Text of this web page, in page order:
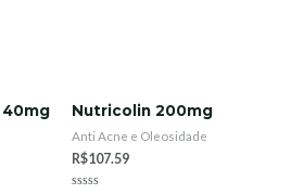
40mg Nutricolin 200mg
Anti Acne e Oleosidade
R$107.59